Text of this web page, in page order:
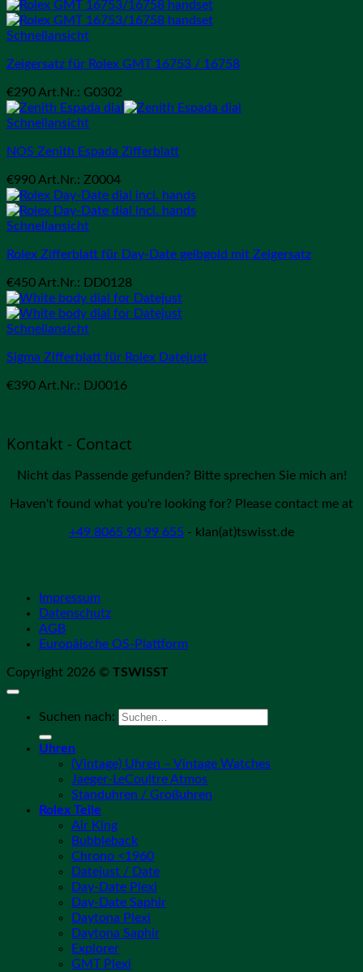
Schnellansicht
Zeigersatz für Rolex GMT 16753 / 16758
€290 Art.Nr.: G0302
Schnellansicht
NOS Zenith Espada Zifferblatt
€990 Art.Nr.: Z0004
Schnellansicht
Rolex Zifferblatt für Day-Date gelbgold mit Zeigersatz
€450 Art.Nr.: DD0128
Schnellansicht
Sigma Zifferblatt für Rolex Datejust
€390 Art.Nr.: DJ0016
Kontakt - Contact
Nicht das Passende gefunden? Bitte sprechen Sie mich an!
Haven't found what you're looking for? Please contact me at
+49 8065 90 99 655 - klan(at)tswisst.de
Impressum
Datenschutz
AGB
Europäische OS-Plattform
Copyright 2026 © TSWISST
Suchen nach:
Uhren
(Vintage) Uhren – Vintage Watches
Jaeger-LeCoultre Atmos
Standuhren / Großuhren
Rolex Teile
Air King
Bubbleback
Chrono <1960
Datejust / Date
Day-Date Plexi
Day-Date Saphir
Daytona Plexi
Daytona Saphir
Explorer
GMT Plexi